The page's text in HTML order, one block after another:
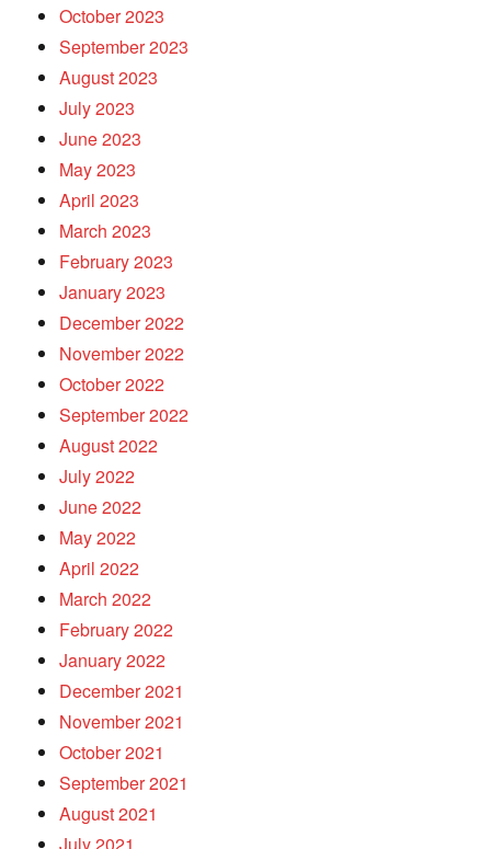
October 2023
September 2023
August 2023
July 2023
June 2023
May 2023
April 2023
March 2023
February 2023
January 2023
December 2022
November 2022
October 2022
September 2022
August 2022
July 2022
June 2022
May 2022
April 2022
March 2022
February 2022
January 2022
December 2021
November 2021
October 2021
September 2021
August 2021